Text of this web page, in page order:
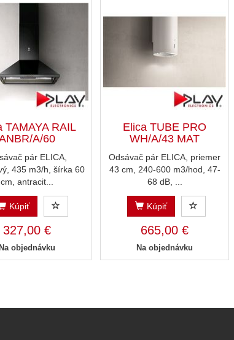
TAMAYA RAIL
A/60
pár ELICA,
435 m3/h, šírka 60
cm, antracit...
Kúpiť
327,00 €
Na objednávku
Elica TUBE PRO
WH/A/43 MAT
Odsávač pár ELICA, priemer
43 cm, 240-600 m3/hod, 47-
68 dB, ...
Kúpiť
665,00 €
Na objednávku